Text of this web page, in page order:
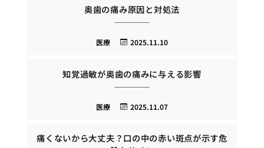
奥歯の痛み原因と対処法
2025.11.10
医療
知覚過敏が奥歯の痛みに与える影響
2025.11.07
医療
痛くないから大丈夫？口の中の赤い斑点が示す危